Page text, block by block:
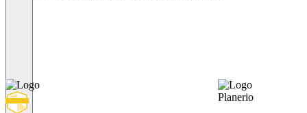
Planerio